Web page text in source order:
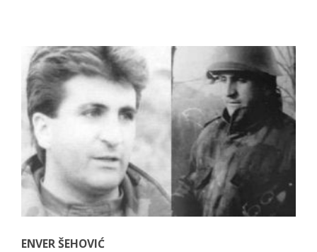
ENVER ŠEHOVIĆ